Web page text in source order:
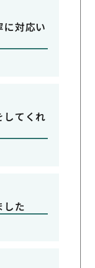
対応い
してくれ
した